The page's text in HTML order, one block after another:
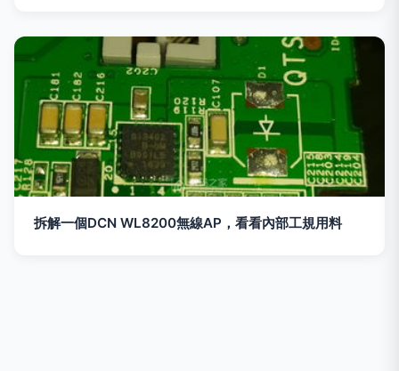
拆解一個DCN WL8200無線AP，看看內部工規用料